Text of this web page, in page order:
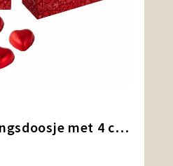
4-vaks verrassingsdoosje met 4 chocolade hartjes